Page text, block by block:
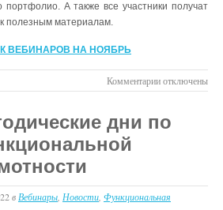
портфолио. А также все участники получат
полезным материалам.
ВЕБИНАРОВ НА НОЯБРЬ
Комментариик
записи
для
от
Яндекс
отключены
дни по
в Вебинары Новости Функциональная